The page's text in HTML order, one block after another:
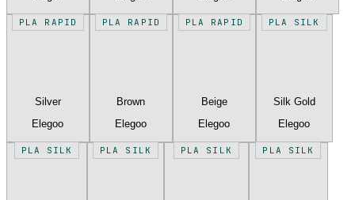
PLA RAPID
Silver
Elegoo
PLA RAPID
Brown
Elegoo
PLA RAPID
Beige
Elegoo
PLA SILK
Silk Gold
Elegoo
PLA SILK PLA SILK PLA SILK PLA SILK